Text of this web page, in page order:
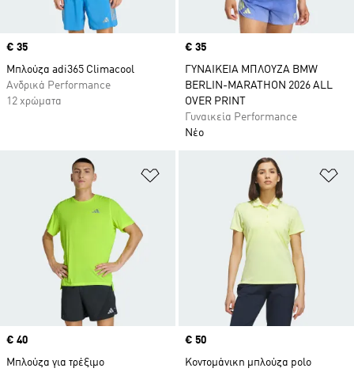
Price
€ 35
Μπλούζα adi365 Climacool
Ανδρικά Performance
12 χρώματα
Price
€ 35
ΓΥΝΑΙΚΕΙΑ ΜΠΛΟΥΖΑ BMW
BERLIN-MARATHON 2026 ALL
OVER PRINT
Γυναικεία Performance
Νέο
Προσθήκη στη Λίστα Επιθυμιών
Price
€ 40
Μπλούζα για τρέξιμο
Price
€ 50
Κοντομάνικη μπλούζα polo